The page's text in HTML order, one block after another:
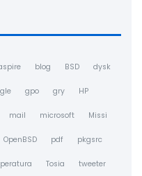
blog BSD dysk
gpo gry HP
mail microsoft Missi
OpenBSD pdf pkgsrc
Tosia tweeter